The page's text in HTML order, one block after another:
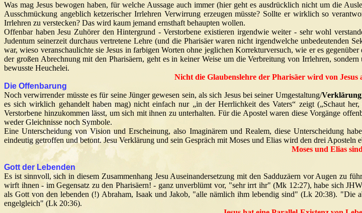
Was mag Jesus bewogen haben, für welche Aussage auch immer (hier geht es ausdrücklich nicht um die
Ausschmückung angeblich ketzerischer Irrlehren Verwirrung erzeugen müsste? Sollte er wirklich so
Irrlehren zu verstecken? Das wird kaum jemand ernsthaft behaupten wollen.
Offenbar haben Jesu Zuhörer den Hintergrund - Verstorbene existieren irgendwie weiter - sehr wohl
Judentum seinerzeit durchaus vertretene Lehre (und die Pharisäer waren nicht irgendwelche
war, wieso veranschaulichte sie Jesus in farbigen Worten ohne jeglichen Korrekturversuch, wie er es
der großen Abrechnung mit den Pharisäern, geht es in keiner Weise um die Verbreitung von Irrlehren,
bewusste Heuchelei.
Nicht die Glaubenslehre der Pharisäer wird von Jesus
Die Offenbarung
Noch verwirrender müsste es für seine Jünger gewesen sein, als sich Jesus bei seiner Umgestaltung/
es sich wirklich gehandelt haben mag) nicht einfach nur „in der Herrlichkeit des Vaters“ zeigt („Schaut
Verstorbene hinzukommen lässt, um sich mit ihnen zu unterhalten. Für die Apostel waren diese Vorgänge
weder Gleichnisse noch Symbole.
Eine Unterscheidung von Vision und Erscheinung, also Imaginärem und Realem, diese Unterscheidung
eindeutig getroffen und betont. Jesu Verklärung und sein Gespräch mit Moses und Elias wird den drei Aposteln
Moses und Elias
Gott der Lebenden
Es ist sinnvoll, sich in diesem Zusammenhang Jesu Auseinandersetzung mit den Sadduzäern vor Augen zu
wirft ihnen - im Gegensatz zu den Pharisäern! - ganz unverblümt vor, "sehr irrt ihr" (Mk 12:27), habe sich
als Gott von den lebenden (!) Abraham, Isaak und Jakob, "alle nämlich ihm lebendig sind" (Lk 20:38). "Die
engelgleich" (Lk 20:36).